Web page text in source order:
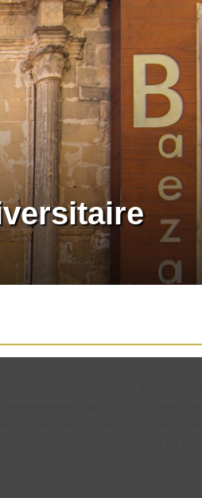
de ce bâtiment de la Renaissance,
sous l'invocation de la Sainte
jusqu'en 1814, date à
reste servant de siège du musée
et qui expliquent l'évolution de la